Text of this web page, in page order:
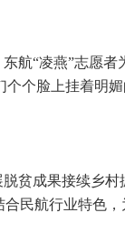
航“凌燕”志愿者
个脸上挂着明
贫成果接续乡村
民航行业特色